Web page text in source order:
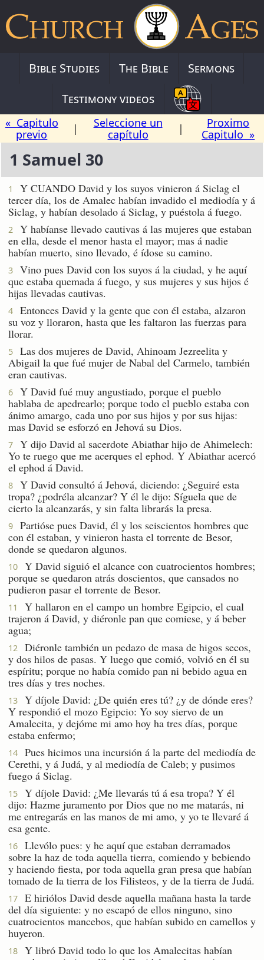
Bible Studies The Bible
Sermons
Testimony videos
« Capitulo
previo
|
Seleccione un
capítulo
|
Proximo
Capitulo »
1 Samuel 30
1
Y CUANDO David y los suyos vinieron á Siclag el
tercer día, los de Amalec habían invadido el mediodía y á
Siclag, y habían desolado á Siclag, y puéstola á fuego.
2
Y habíanse llevado cautivas á las mujeres que estaban
en ella, desde el menor hasta el mayor; mas á nadie
habían muerto, sino llevado, é ídose su camino.
3
Vino pues David con los suyos á la ciudad, y he aquí
que estaba quemada á fuego, y sus mujeres y sus hijos é
hijas llevadas cautivas.
4
Entonces David y la gente que con él estaba, alzaron
su voz y lloraron, hasta que les faltaron las fuerzas para
llorar.
5
Las dos mujeres de David, Ahinoam Jezreelita y
Abigail la que fué mujer de Nabal del Carmelo, también
eran cautivas.
6
Y David fué muy angustiado, porque el pueblo
hablaba de apedrearlo; porque todo el pueblo estaba con
ánimo amargo, cada uno por sus hijos y por sus hijas:
mas David se esforzó en Jehová su Dios.
7
Y dijo David al sacerdote Abiathar hijo de Ahimelech:
Yo te ruego que me acerques el ephod. Y Abiathar acercó
el ephod á David.
8
Y David consultó á Jehová, diciendo: ¿Seguiré esta
tropa? ¿podréla alcanzar? Y él le dijo: Síguela que de
cierto la alcanzarás, y sin falta librarás la presa.
9
Partióse pues David, él y los seiscientos hombres que
con él estaban, y vinieron hasta el torrente de Besor,
donde se quedaron algunos.
10
Y David siguió el alcance con cuatrocientos hombres;
porque se quedaron atrás doscientos, que cansados no
pudieron pasar el torrente de Besor.
11
Y hallaron en el campo un hombre Egipcio, el cual
trajeron á David, y diéronle pan que comiese, y á beber
agua;
12
Diéronle también un pedazo de masa de higos secos,
y dos hilos de pasas. Y luego que comió, volvió en él su
espíritu; porque no había comido pan ni bebido agua en
tres días y tres noches.
13
Y díjole David: ¿De quién eres tú? ¿y de dónde eres?
Y respondió el mozo Egipcio: Yo soy siervo de un
Amalecita, y dejóme mi amo hoy ha tres días, porque
estaba enfermo;
14
Pues hicimos una incursión á la parte del mediodía de
Cerethi, y á Judá, y al mediodía de Caleb; y pusimos
fuego á Siclag.
15
Y díjole David: ¿Me llevarás tú á esa tropa? Y él
dijo: Hazme juramento por Dios que no me matarás, ni
me entregarás en las manos de mi amo, y yo te llevaré á
esa gente.
16
Llevólo pues: y he aquí que estaban derramados
sobre la haz de toda aquella tierra, comiendo y bebiendo
y haciendo fiesta, por toda aquella gran presa que habían
tomado de la tierra de los Filisteos, y de la tierra de Judá.
17
E hiriólos David desde aquella mañana hasta la tarde
del día siguiente: y no escapó de ellos ninguno, sino
cuatrocientos mancebos, que habían subido en camellos y
huyeron.
18
Y libró David todo lo que los Amalecitas habían